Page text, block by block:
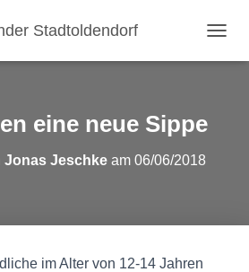
eine neue Sippe
Jonas Jeschkeam 06/06/2018
im Alter von 12-14 Jahren